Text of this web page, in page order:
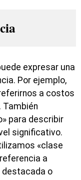
expresar una
Por ejemplo,
a costos
También
para describir
significativo.
«clase
a
destacada o